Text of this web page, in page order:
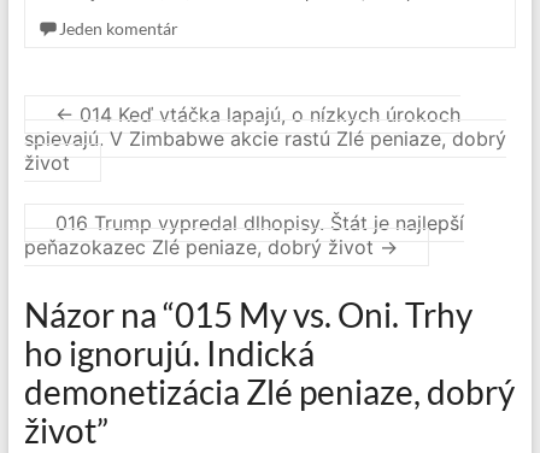
Jeden komentár
← 014 Keď vtáčka lapajú, o nízkych úrokoch
spievajú. V Zimbabwe akcie rastú Zlé peniaze, dobrý
život
016 Trump vypredal dlhopisy. Štát je najlepší
peňazokazec Zlé peniaze, dobrý život →
Názor na “015 My vs. Oni. Trhy
ho ignorujú. Indická
demonetizácia Zlé peniaze, dobrý
život”